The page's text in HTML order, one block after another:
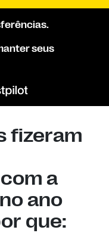
seus
fizeram
a
ano
que: